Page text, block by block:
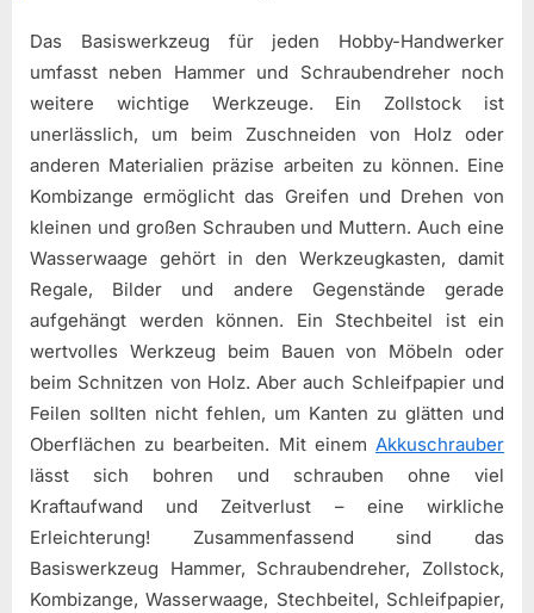
Das Basiswerkzeug für jeden Hobby-Handwerker
umfasst neben Hammer und Schraubendreher noch
weitere wichtige Werkzeuge. Ein Zollstock ist
unerlässlich, um beim Zuschneiden von Holz oder
anderen Materialien präzise arbeiten zu können. Eine
Kombizange ermöglicht das Greifen und Drehen von
kleinen und großen Schrauben und Muttern. Auch eine
Wasserwaage gehört in den Werkzeugkasten, damit
Regale, Bilder und andere Gegenstände gerade
aufgehängt werden können. Ein Stechbeitel ist ein
wertvolles Werkzeug beim Bauen von Möbeln oder
beim Schnitzen von Holz. Aber auch Schleifpapier und
Feilen sollten nicht fehlen, um Kanten zu glätten und
Oberflächen zu bearbeiten. Mit einem Akkuschrauber
lässt sich bohren und schrauben ohne viel
Kraftaufwand und Zeitverlust – eine wirkliche
Erleichterung! Zusammenfassend sind das
Basiswerkzeug Hammer, Schraubendreher, Zollstock,
Kombizange, Wasserwaage, Stechbeitel, Schleifpapier,